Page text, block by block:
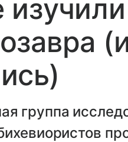
группа